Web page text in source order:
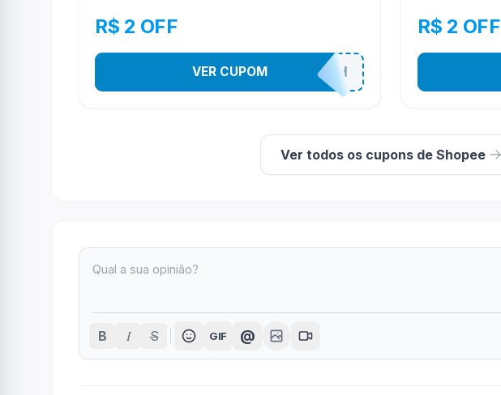
R$ 2 OFF
VNOXHEDSH
VER CUPOM
R$ 2 OFF
Ver todos os cupons de Shopee
B I S GIF @